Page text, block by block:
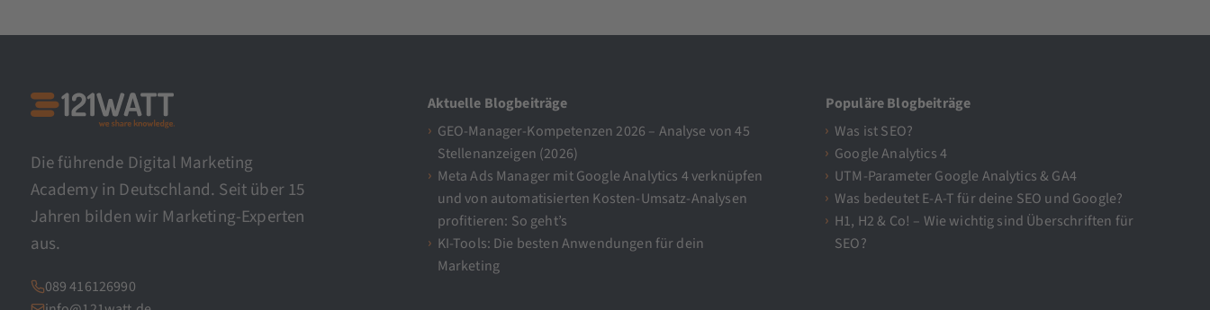
Die führende Digital Marketing
Academy in Deutschland. Seit über 15
Jahren bilden wir Marketing-Experten
aus.
089 416126990
Aktuelle Blogbeiträge
GEO-Manager-Kompetenzen 2026 – Analyse von 45
Stellenanzeigen (2026)
Meta Ads Manager mit Google Analytics 4 verknüpfen
und von automatisierten Kosten-Umsatz-Analysen
profitieren: So geht’s
KI-Tools: Die besten Anwendungen für dein
Marketing
Populäre Blogbeiträge
Was ist SEO?
Google Analytics 4
UTM-Parameter Google Analytics & GA4
Was bedeutet E-A-T für deine SEO und Google?
H1, H2 & Co! – Wie wichtig sind Überschriften für
SEO?